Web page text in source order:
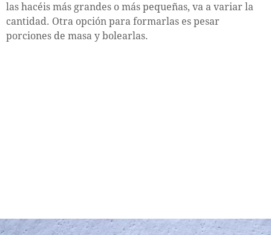
las hacéis más grandes o más pequeñas, va a variar la
cantidad. Otra opción para formarlas es pesar
porciones de masa y bolearlas.